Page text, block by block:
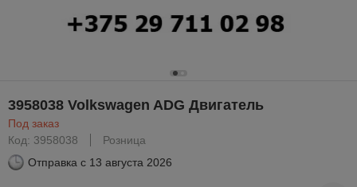
3958038 Volkswagen ADG Двигатель
Под заказ
Код: 3958038
Розница
Отправка с 13 августа 2026